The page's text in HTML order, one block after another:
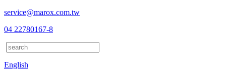
service@marox.com.tw
04 22780167-8
English